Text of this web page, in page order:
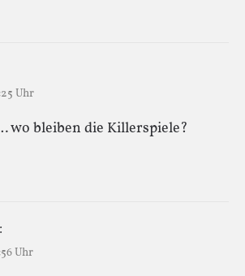
Uhr
wo bleiben die Killerspiele?
Uhr